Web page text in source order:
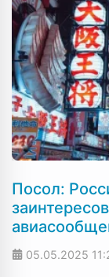
Посол:
05.05.2025